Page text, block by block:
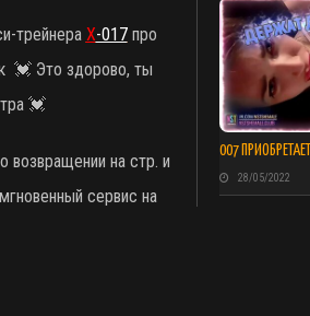
007
28/05/2022
трейнера X-017про
💓 Это здорово, ты
💓
возвращении на стр. и
сервис на